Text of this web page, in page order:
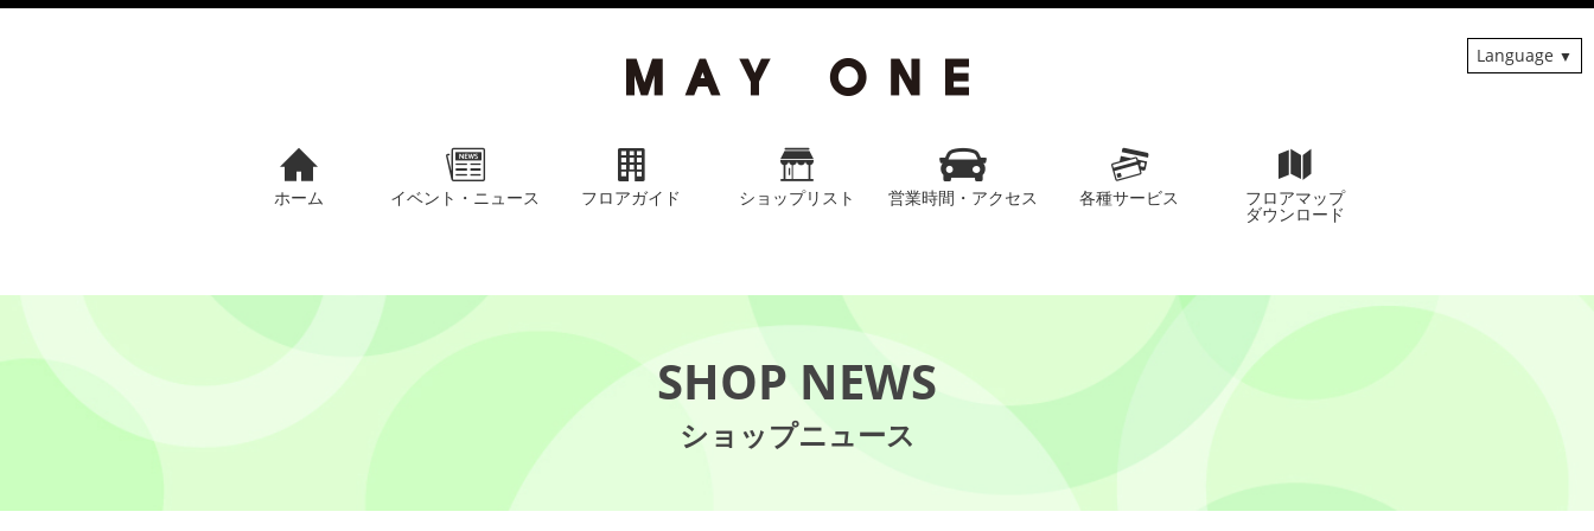
ホーム イベント・ニュース フロアガイド ショップリスト 営業時間・アクセス 各種サービス フロアマップ
ダウンロード
Language
SHOP NEWS